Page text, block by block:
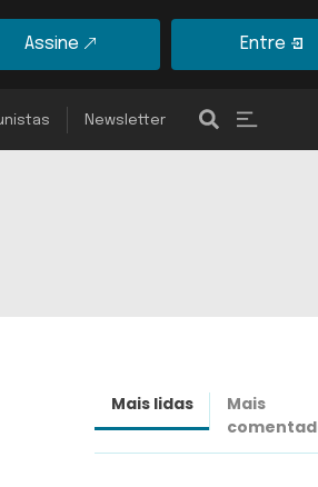
Assine Entre
Newsletter
Mais lidas
Mais